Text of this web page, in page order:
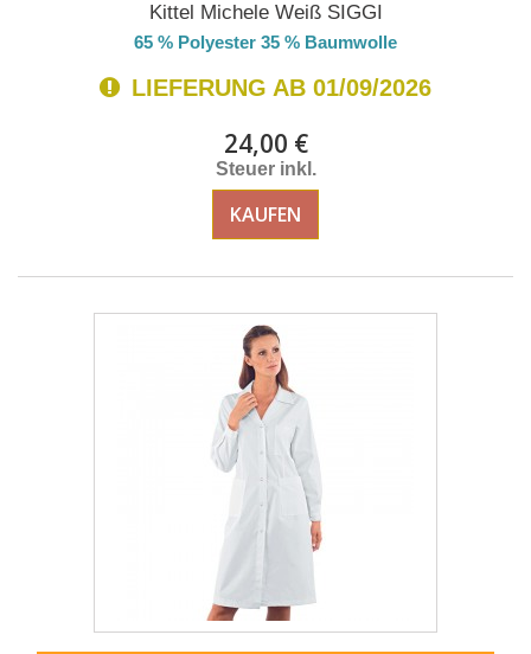
Kittel Michele Weiß SIGGI
65 % Polyester 35 % Baumwolle
LIEFERUNG AB 01/09/2026
24,00 €
Steuer inkl.
KAUFEN